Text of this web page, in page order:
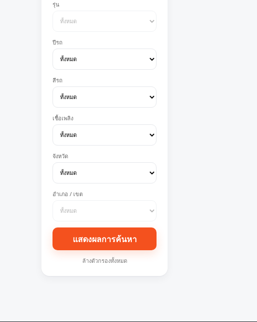
รุ่น
ปีรถ
สีรถ
เชื้อเพลิง
จังหวัด
อำเภอ / เขต
แสดงผลการค้นหา
ล้างตัวกรองทั้งหมด